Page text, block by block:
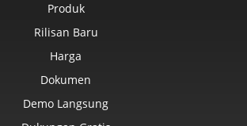
Produk
Rilisan Baru
Harga
Dokumen
Demo Langsung